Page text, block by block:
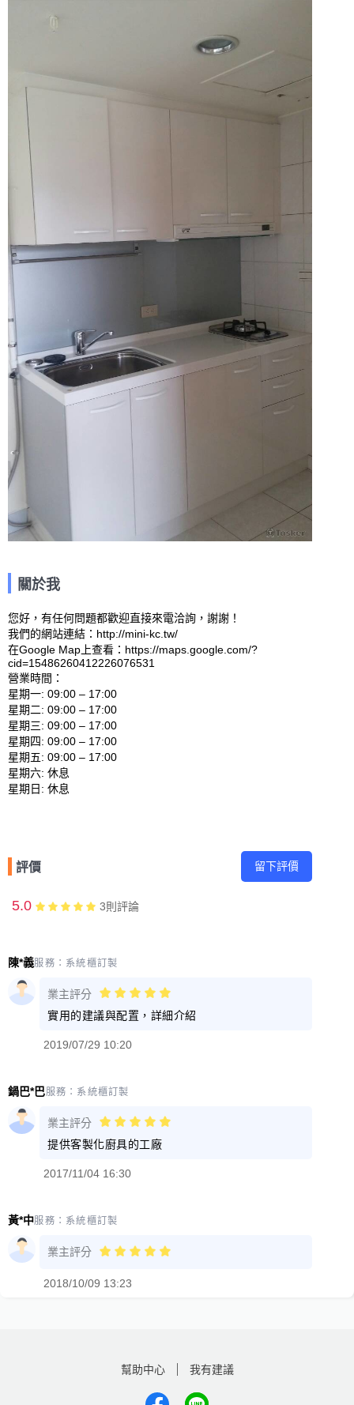
關於我
您好，有任何問題都歡迎直接來電洽詢，謝謝！
我們的網站連結：http://mini-kc.tw/
在Google Map上查看：https://maps.google.com/?
cid=15486260412226076531
營業時間：
星期一: 09:00 – 17:00
星期二: 09:00 – 17:00
星期三: 09:00 – 17:00
星期四: 09:00 – 17:00
星期五: 09:00 – 17:00
星期六: 休息
評價 留下評價
5.0 3則評論
陳*義服務： 系統櫃訂製
業主評分
實用的建議與配置，詳細介紹
2019/07/29 10:20
鍋巴*巴服務： 系統櫃訂製
業主評分
提供客製化廚具的工廠
2017/11/04 16:30
黃*中服務： 系統櫃訂製
業主評分
2018/10/09 13:23
幫助中心 我有建議